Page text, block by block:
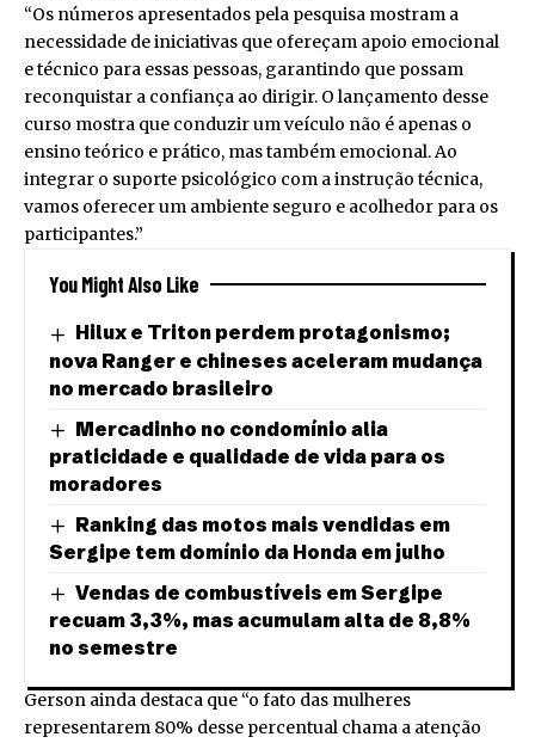
“Os números apresentados pela pesquisa mostram a
necessidade de iniciativas que ofereçam apoio emocional
e técnico para essas pessoas, garantindo que possam
reconquistar a confiança ao dirigir. O lançamento desse
curso mostra que conduzir um veículo não é apenas o
ensino teórico e prático, mas também emocional. Ao
integrar o suporte psicológico com a instrução técnica,
vamos oferecer um ambiente seguro e acolhedor para os
participantes.”
You Might Also Like
Hilux e Triton perdem protagonismo;
nova Ranger e chineses aceleram mudança
no mercado brasileiro
Mercadinho no condomínio alia
praticidade e qualidade de vida para os
moradores
Ranking das motos mais vendidas em
Sergipe tem domínio da Honda em julho
Vendas de combustíveis em Sergipe
recuam 3,3%, mas acumulam alta de 8,8%
no semestre
Gerson ainda destaca que “o fato das mulheres
representarem 80% desse percentual chama a atenção